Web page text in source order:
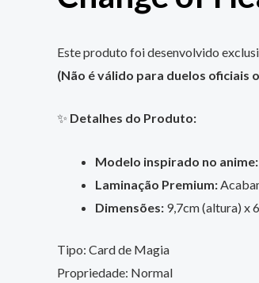
Este produto foi desenvolvido
(Não é válido para duelos oficiais
✨ Detalhes do Produto:
Modelo inspirado no anime:
Laminação Premium:
Dimensões: 9,7cm (altura) x
Tipo: Card de Magia
Propriedade: Normal